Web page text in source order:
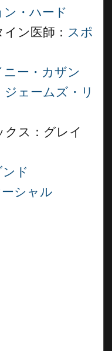
ン・ハード
ン医師： スポ
ニー・カザン
ジェームズ・リ
ス：グレイ
ド
シャル